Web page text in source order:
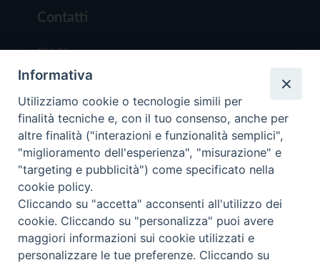
Contatti
Chi Siamo
Redazione
Scrivici
Copyright © 2019 - Tutti i diritti riservati - Vita
Trentina Editrice
Privacy Policy
Informativa
Utilizziamo cookie o tecnologie simili per
finalità tecniche e, con il tuo consenso, anche per
altre finalità ("interazioni e funzionalità semplici",
"miglioramento dell'esperienza", "misurazione" e
"targeting e pubblicità") come specificato nella
cookie policy.
Cliccando su "accetta" acconsenti all'utilizzo dei
cookie. Cliccando su "personalizza" puoi avere
maggiori informazioni sui cookie utilizzati e
personalizzare le tue preferenze. Cliccando su